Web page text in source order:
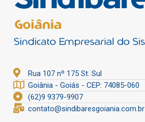
Rua 107 nº 175 St. Sul
Goiânia - Goiás - CEP: 74085-060
(62)9 9379-9907
contato@sindibaresgoiania.com.br